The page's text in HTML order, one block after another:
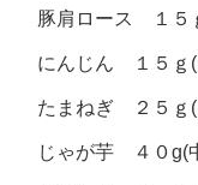
豚肩ロース １５
にんじん １５ｇ(
たまねぎ ２５ｇ(
じゃが芋 ４０g(